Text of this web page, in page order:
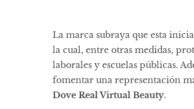
La marca subraya que esta
la cual, entre otras medidas,
laborales y escuelas públicas.
fomentar una representación
Dove Real Virtual Beauty.